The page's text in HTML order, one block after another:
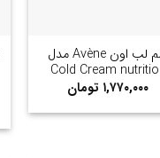
بالم لب اون Avène مدل
Cold Cream
۱,۷۷۰,۰۰۰ تومان